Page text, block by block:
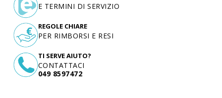
TI SERVE AIUTO?
CONTATTACI
049 8597472
E TERMINI DI SERVIZIO
REGOLE CHIARE
PER RIMBORSI E RESI